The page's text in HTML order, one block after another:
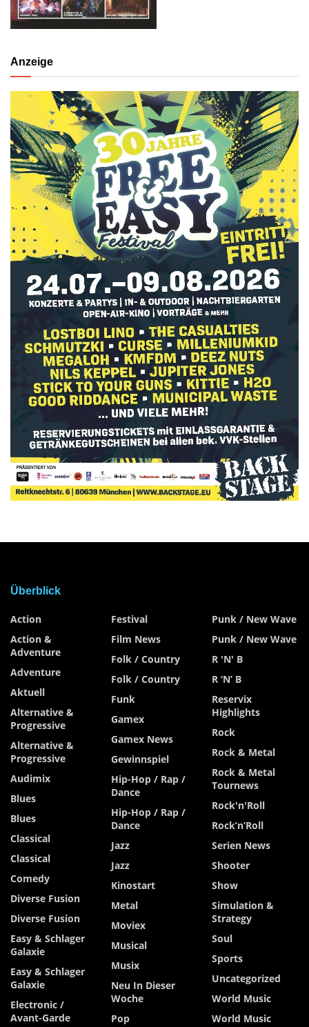
Anzeige
Überblick
Action
Action &
Adventure
Adventure
Aktuell
Alternative &
Progressive
Alternative &
Progressive
Audimix
Blues
Blues
Classical
Classical
Comedy
Diverse Fusion
Diverse Fusion
Easy & Schlager
Galaxie
Easy & Schlager
Galaxie
Electronic /
Avant-Garde
Festival
Film News
Folk / Country
Folk / Country
Funk
Gamex
Gamex News
Gewinnspiel
Hip-Hop / Rap /
Dance
Hip-Hop / Rap /
Dance
Jazz
Jazz
Kinostart
Metal
Moviex
Musical
Musix
Neu In Dieser
Woche
Pop
Punk / New Wave
Punk / New Wave
R 'n' B
R ‘n’ B
Reservix
Highlights
Rock
Rock & Metal
Rock & Metal
Tournews
Rock'n'Roll
Rock’n’Roll
Serien News
Shooter
Show
Simulation &
Strategy
Soul
Sports
Uncategorized
World Music
World Music